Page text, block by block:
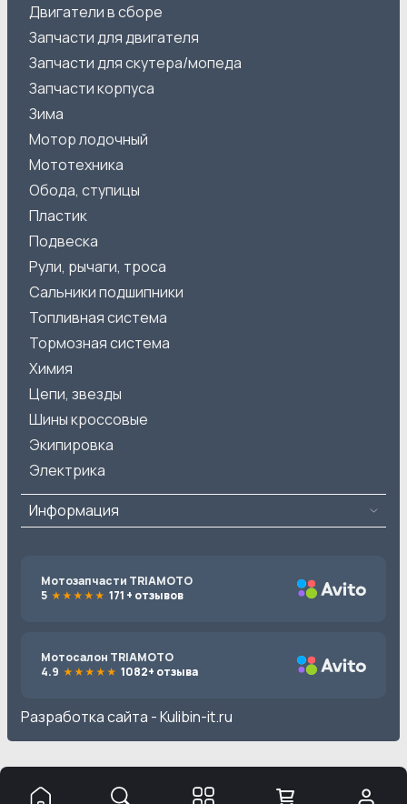
Двигатели в сборе
Запчасти для двигателя
Запчасти для скутера/мопеда
Запчасти корпуса
Зима
Мотор лодочный
Мототехника
Обода, ступицы
Пластик
Подвеска
Рули, рычаги, троса
Сальники подшипники
Топливная система
Тормозная система
Химия
Цепи, звезды
Шины кроссовые
Экипировка
Электрика
Информация
Мотозапчасти TRIAMOTO
5
171 + отзывов
Мотосалон TRIAMOTO
4.9
1082+ отзыва
Разработка сайта -Kulibin-it.ru